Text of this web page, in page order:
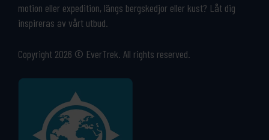
motion eller expedition, längs bergskedjor eller kust? Låt dig
inspireras av vårt utbud.
Copyright 2026 © EverTrek. All rights reserved.